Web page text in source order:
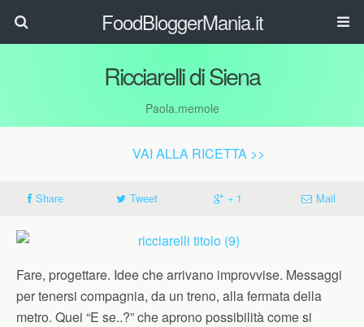
FoodBloggerMania.it
Ricciarelli di Siena
Paola.memole
VAI ALLA RICETTA >>
Share Tweet + 1 Mail
Fare, progettare. Idee che arrivano improvvise. Messaggi
per tenersi compagnia, da un treno, alla fermata della
metro. Quei “E se..?” che aprono possibilità come si